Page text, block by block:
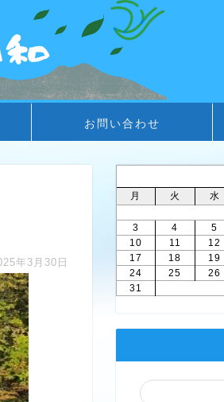
お問い合わせ
年3月30日
月
火 水
3
4 5
10
11 12
17
18 19
24
25 26
31